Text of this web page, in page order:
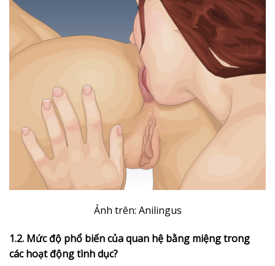
Ảnh trên: Anilingus
1.2. Mức độ phổ biến của quan hệ bằng miệng trong
các hoạt động tình dục?